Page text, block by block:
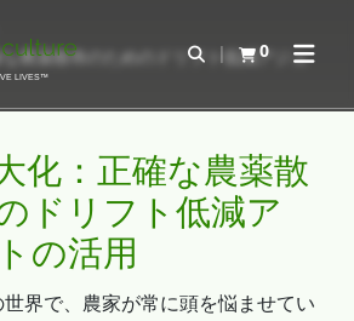
LIVES™
検索を開く
0
カートを確認す
ナビ
農薬散布のためのドリフト低減アジュ
化：正確な農薬散
ドリフト低減ア
の活用
界で、農家が常に頭を悩ませてい